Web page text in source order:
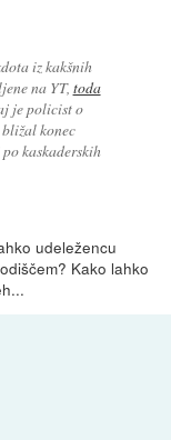
iz kakšnih
na YT, toda
je policist o
konec
kaskaderskih
udeležencu
Kako lahko